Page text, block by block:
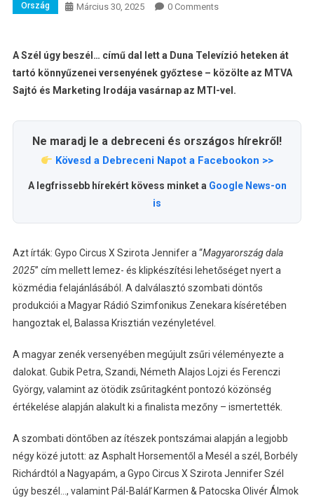
Ország Március 30, 2025 0 Comments
A Szél úgy beszél… című dal lett a Duna Televízió heteken át
tartó könnyűzenei versenyének győztese – közölte az MTVA
Sajtó és Marketing Irodája vasárnap az MTI-vel.
Ne maradj le a debreceni és országos hírekről!
Kövesd a Debreceni Napot a Facebookon >>
A legfrissebb hírekért kövess minket a Google News-on
is
Azt írták: Gypo Circus X Szirota Jennifer a “Magyarország dala
2025” cím mellett lemez- és klipkészítési lehetőséget nyert a
közmédia felajánlásából. A dalválasztó szombati döntős
produkciói a Magyar Rádió Szimfonikus Zenekara kíséretében
hangoztak el, Balassa Krisztián vezényletével.
A magyar zenék versenyében megújult zsűri véleményezte a
dalokat. Gubik Petra, Szandi, Németh Alajos Lojzi és Ferenczi
György, valamint az ötödik zsűritagként pontozó közönség
értékelése alapján alakult ki a finalista mezőny – ismertették.
A szombati döntőben az ítészek pontszámai alapján a legjobb
négy közé jutott: az Asphalt Horsementől a Mesél a szél, Borbély
Richárdtól a Nagyapám, a Gypo Circus X Szirota Jennifer Szél
úgy beszél…, valamint Pál-Baláľ Karmen & Patocska Olivér Álmok